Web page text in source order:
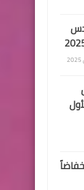
اسماء الفائزين
الأول